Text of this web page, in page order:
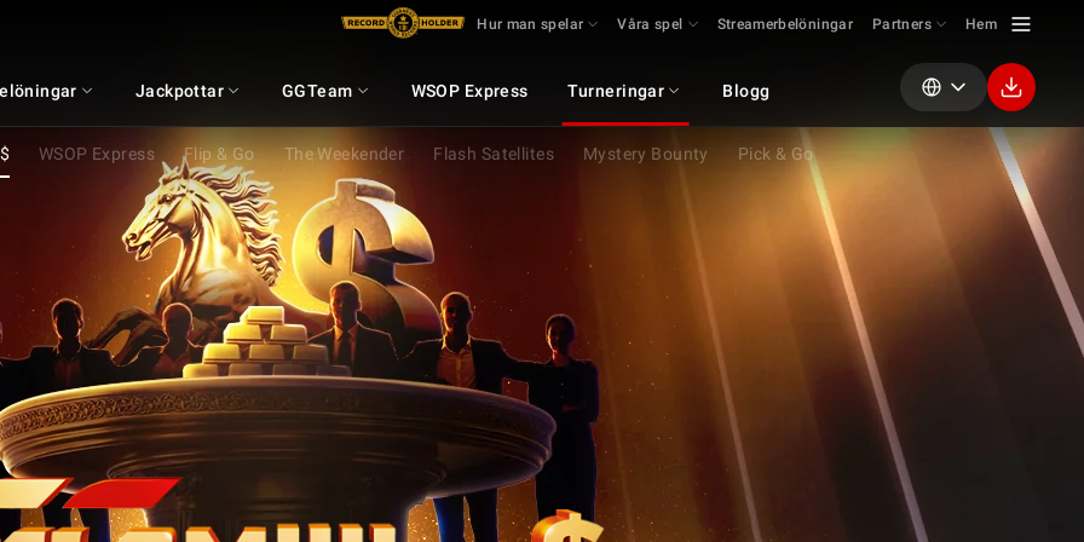
Hur man spelar Våra spel Streamerbelöningar Partners Hem
Jackpottar GGTeam WSOP Express Turneringar Blogg
WSOP Express Flip & Go The Weekender Flash Satellites Mystery Bounty Pick & Go